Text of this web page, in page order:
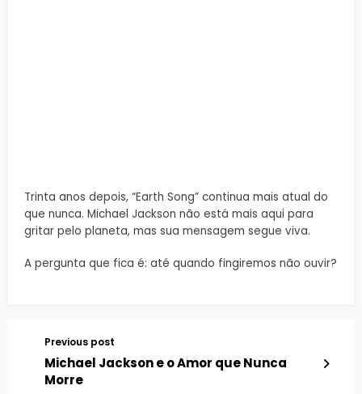
Trinta anos depois, “Earth Song” continua mais atual do
que nunca. Michael Jackson não está mais aqui para
gritar pelo planeta, mas sua mensagem segue viva.
A pergunta que fica é: até quando fingiremos não ouvir?
Previous post
Michael Jackson e o Amor que Nunca
Morre